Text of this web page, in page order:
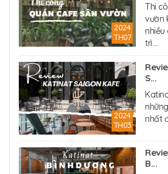
2024
TH07
Thi
vườn
nhiều
trì....
2024
TH03
S...
nhất
B...